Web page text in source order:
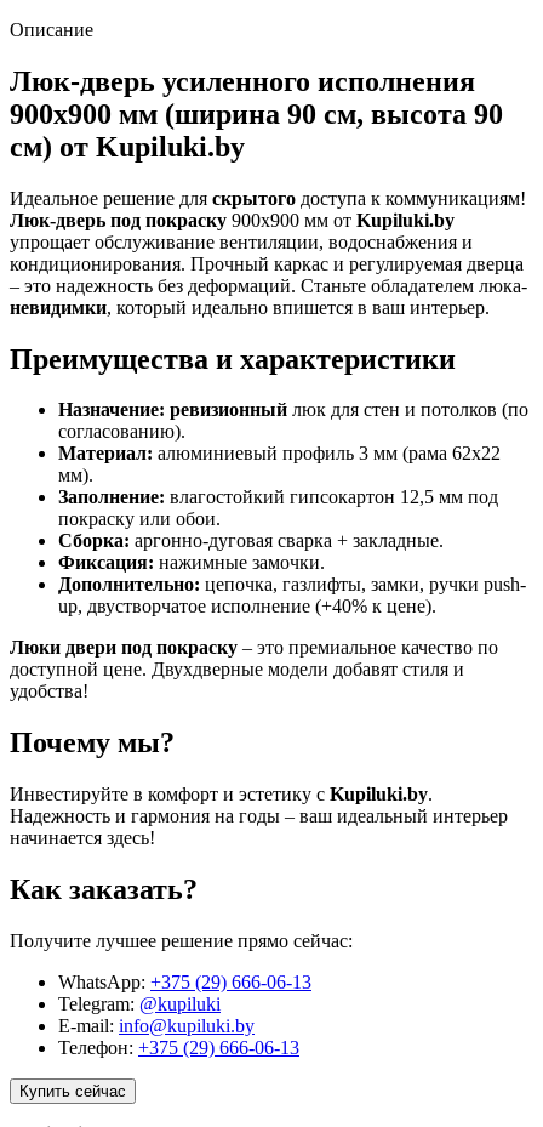
Описание
Люк-дверь усиленного исполнения
900х900 мм (ширина 90 см, высота 90
см) от Kupiluki.by
Идеальное решение для скрытого доступа к коммуникациям!
Люк-дверь под покраску 900х900 мм от Kupiluki.by
упрощает обслуживание вентиляции, водоснабжения и
кондиционирования. Прочный каркас и регулируемая дверца
– это надежность без деформаций. Станьте обладателем люка-
невидимки, который идеально впишется в ваш интерьер.
Преимущества и характеристики
Назначение: ревизионный люк для стен и потолков (по
согласованию).
Материал: алюминиевый профиль 3 мм (рама 62х22
мм).
Заполнение: влагостойкий гипсокартон 12,5 мм под
покраску или обои.
Сборка: аргонно-дуговая сварка + закладные.
Фиксация: нажимные замочки.
Дополнительно: цепочка, газлифты, замки, ручки push-
up, двустворчатое исполнение (+40% к цене).
Люки двери под покраску – это премиальное качество по
доступной цене. Двухдверные модели добавят стиля и
удобства!
Почему мы?
Инвестируйте в комфорт и эстетику с Kupiluki.by.
Надежность и гармония на годы – ваш идеальный интерьер
начинается здесь!
Как заказать?
Получите лучшее решение прямо сейчас:
WhatsApp: +375 (29) 666-06-13
Telegram: @kupiluki
E-mail: info@kupiluki.by
Телефон: +375 (29) 666-06-13
Купить сейчас